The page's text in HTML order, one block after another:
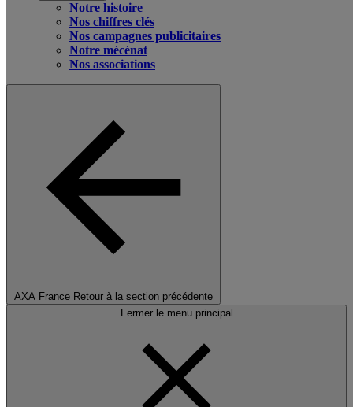
Notre histoire
Nos chiffres clés
Nos campagnes publicitaires
Notre mécénat
Nos associations
AXA France Retour à la section précédente
Fermer le menu principal